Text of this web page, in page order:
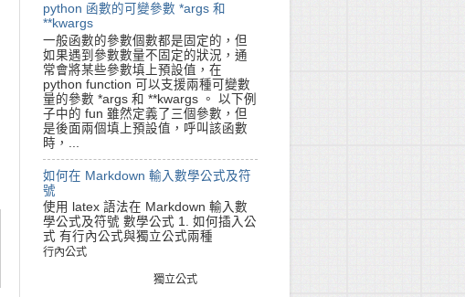
python 函數的可變參數 *args 和
**kwargs
一般函數的參數個數都是固定的，但
如果遇到參數數量不固定的狀況，通
常會將某些參數填上預設值，在
python function 可以支援兩種可變數
量的參數 *args 和 **kwargs 。 以下例
子中的 fun 雖然定義了三個參數，但
是後面兩個填上預設值，呼叫該函數
時，...
如何在 Markdown 輸入數學公式及符
號
使用 latex 語法在 Markdown 輸入數
學公式及符號 數學公式 1. 如何插入公
式 有行內公式與獨立公式兩種
行內公式
行內公式
獨立公式
立公式